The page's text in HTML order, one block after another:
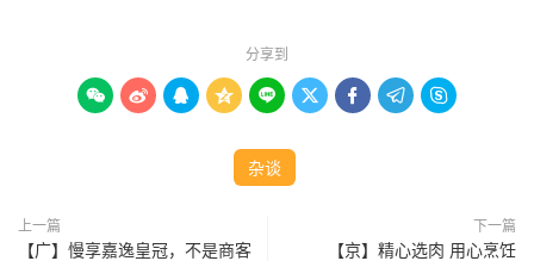
分享到
        
杂谈
上一篇
【广】慢享嘉逸皇冠，不是商客
下一篇
【京】精心选肉 用心烹饪